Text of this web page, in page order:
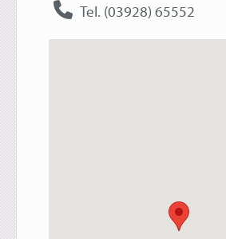
Tel. (03928) 65552